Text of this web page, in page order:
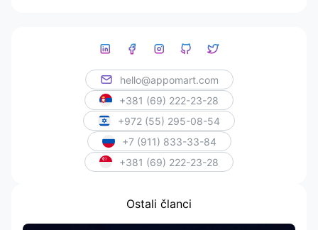
Ostali članci
hello@appomart.com
+381 (69) 222-23-28
+972 (55) 295-08-54
+7 (911) 833-33-84
+381 (69) 222-23-28